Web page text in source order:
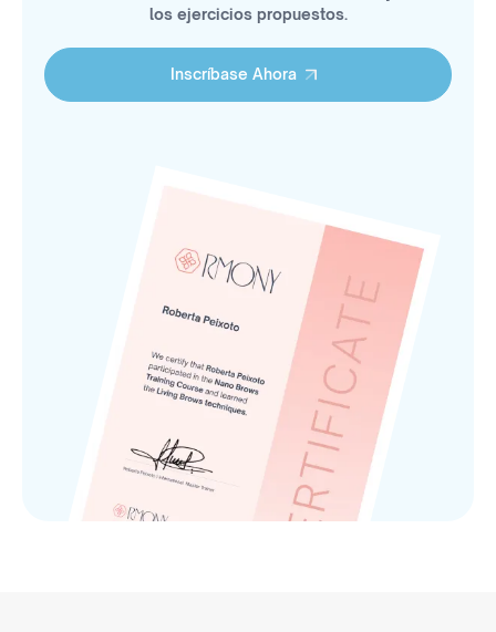
los ejercicios propuestos.
Inscríbase Ahora